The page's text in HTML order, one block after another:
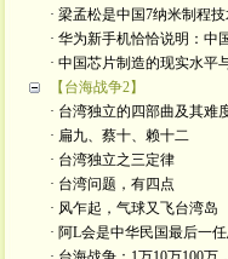
· 梁孟松是中国7纳米制程
· 华为新手机恰恰说明：中
· 中国芯片制造的现实水平
【台海战争2】
· 台湾独立的四部曲及其难
· 扁九、蔡十、赖十二
· 台湾独立之三定律
· 台湾问题，有四点
· 风乍起，气球又飞台湾岛
· 阿L会是中华民国最后一